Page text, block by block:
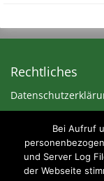
Rechtliches
Impressum
Bei Aufruf
und Server Log
der Webseite